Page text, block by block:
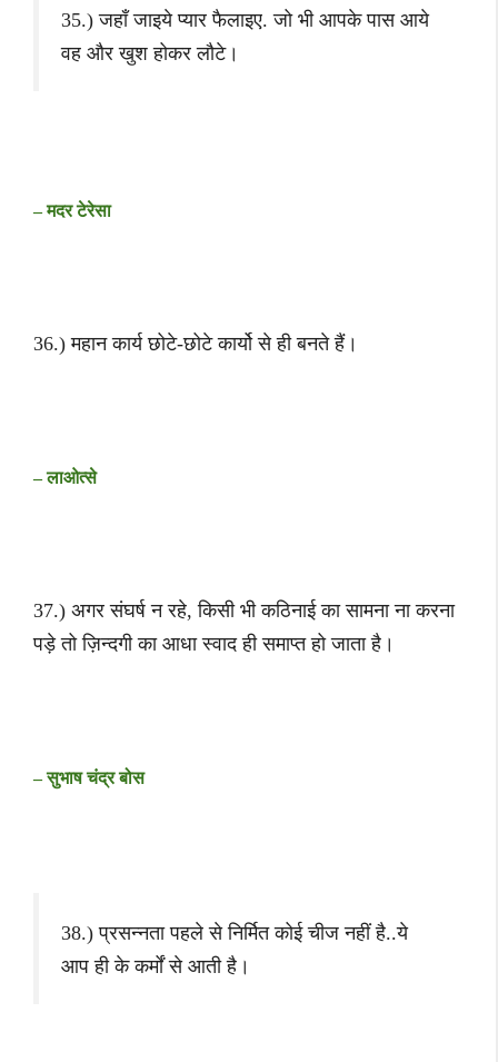
35.) जहाँ जाइये प्यार फैलाइए. जो भी आपके पास आये
वह और खुश होकर लौटे।
– मदर टेरेसा
36.) महान कार्य छोटे-छोटे कार्यो से ही बनते हैं।
– लाओत्से
37.) अगर संघर्ष न रहे, किसी भी कठिनाई का सामना ना करना
पड़े तो ज़िन्दगी का आधा स्वाद ही समाप्त हो जाता है।
– सुभाष चंद्र बोस
38.) प्रसन्नता पहले से निर्मित कोई चीज नहीं है..ये
आप ही के कर्मों से आती है।